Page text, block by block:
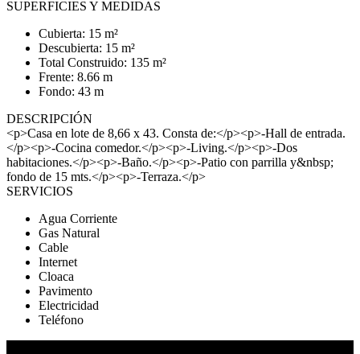
SUPERFICIES Y MEDIDAS
Cubierta: 15 m²
Descubierta: 15 m²
Total Construido: 135 m²
Frente: 8.66 m
Fondo: 43 m
DESCRIPCIÓN
<p>Casa en lote de 8,66 x 43. Consta de:</p><p>-Hall de entrada.
</p><p>-Cocina comedor.</p><p>-Living.</p><p>-Dos
habitaciones.</p><p>-Baño.</p><p>-Patio con parrilla y&nbsp;
fondo de 15 mts.</p><p>-Terraza.</p>
SERVICIOS
Agua Corriente
Gas Natural
Cable
Internet
Cloaca
Pavimento
Electricidad
Teléfono